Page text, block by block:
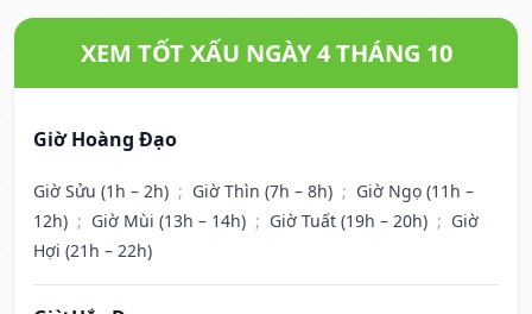
XEM TỐT XẤU NGÀY 4 THÁNG 10
Giờ Hoàng Đạo
Giờ Sửu (1h – 2h) ; Giờ Thìn (7h – 8h) ; Giờ Ngọ (11h –
12h) ; Giờ Mùi (13h – 14h) ; Giờ Tuất (19h – 20h) ; Giờ
Hợi (21h – 22h)